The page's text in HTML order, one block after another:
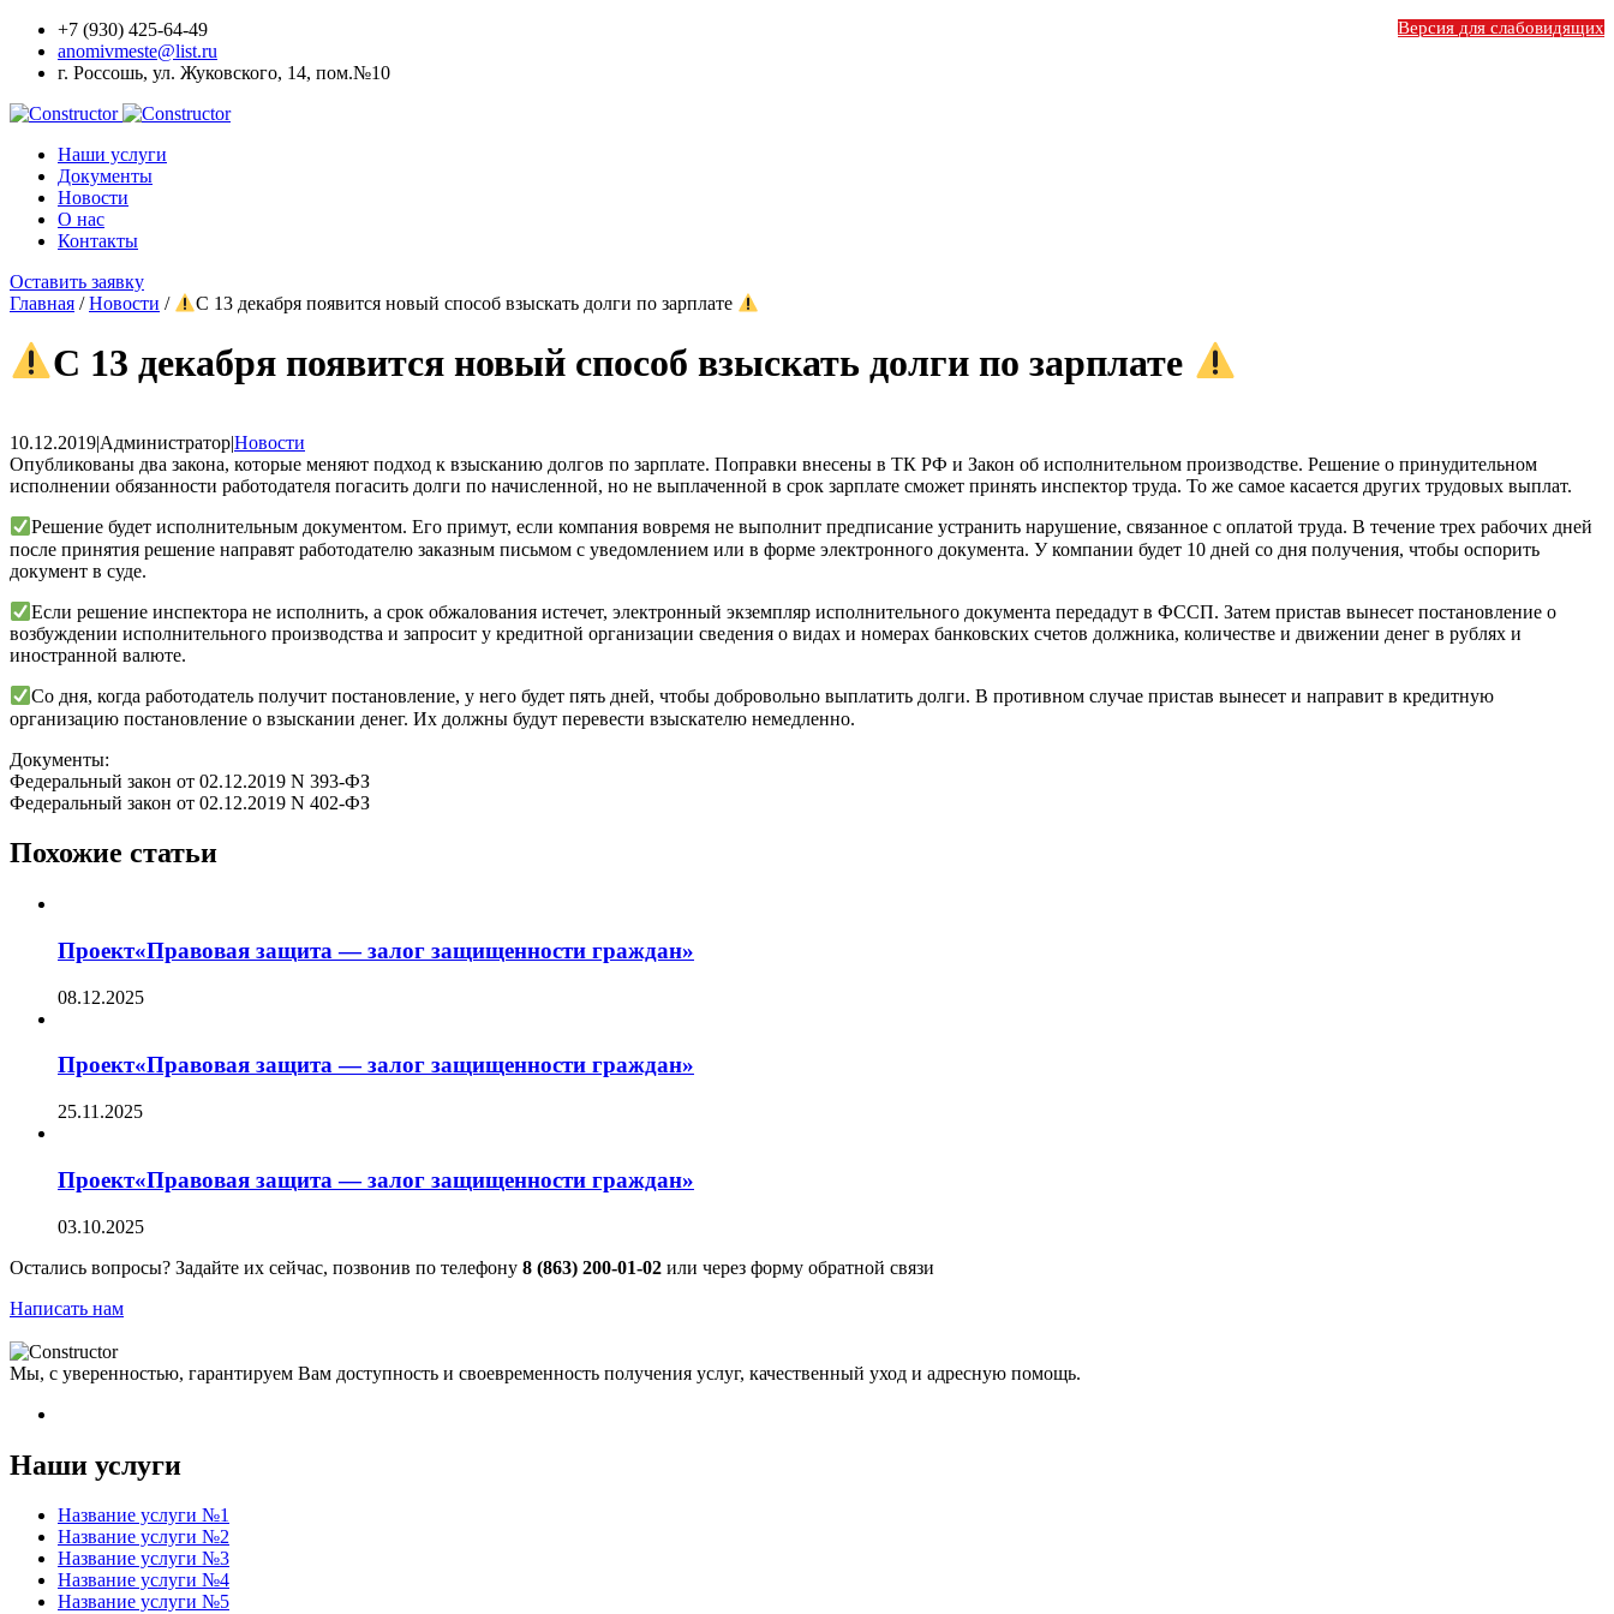
Версия для слабовидящих
+7 (930) 425-64-49
anomivmeste@list.ru
г. Россошь, ул. Жуковского, 14, пом.№10
Наши услуги
Документы
Новости
О наc
Контакты
Оставить заявку
Главная /Новости / С 13 декабря появится новый способ взыскать долги по зарплате
С 13 декабря появится новый способ взыскать долги по зарплате
10.12.2019|Администратор|Новости
Опубликованы два закона, которые меняют подход к взысканию долгов по зарплате. Поправки внесены в ТК РФ и Закон об исполнительном производстве. Решение о принудительном
исполнении обязанности работодателя погасить долги по начисленной, но не выплаченной в срок зарплате сможет принять инспектор труда. То же самое касается других трудовых выплат.
Решение будет исполнительным документом. Его примут, если компания вовремя не выполнит предписание устранить нарушение, связанное с оплатой труда. В течение трех рабочих дней
после принятия решение направят работодателю заказным письмом с уведомлением или в форме электронного документа. У компании будет 10 дней со дня получения, чтобы оспорить
документ в суде.
Если решение инспектора не исполнить, а срок обжалования истечет, электронный экземпляр исполнительного документа передадут в ФССП. Затем пристав вынесет постановление о
возбуждении исполнительного производства и запросит у кредитной организации сведения о видах и номерах банковских счетов должника, количестве и движении денег в рублях и
иностранной валюте.
Со дня, когда работодатель получит постановление, у него будет пять дней, чтобы добровольно выплатить долги. В противном случае пристав вынесет и направит в кредитную
организацию постановление о взыскании денег. Их должны будут перевести взыскателю немедленно.
Документы:
Федеральный закон от 02.12.2019 N 393-ФЗ
Федеральный закон от 02.12.2019 N 402-ФЗ
Похожие статьи
Проект«Правовая защита — залог защищенности граждан»
08.12.2025
Проект«Правовая защита — залог защищенности граждан»
25.11.2025
Проект«Правовая защита — залог защищенности граждан»
03.10.2025
Остались вопросы? Задайте их сейчас, позвонив по телефону 8 (863) 200-01-02 или через форму обратной связи
Написать нам
Мы, с уверенностью, гарантируем Вам доступность и своевременность получения услуг, качественный уход и адресную помощь.
Наши услуги
Название услуги №1
Название услуги №2
Название услуги №3
Название услуги №4
Название услуги №5